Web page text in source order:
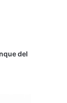
del